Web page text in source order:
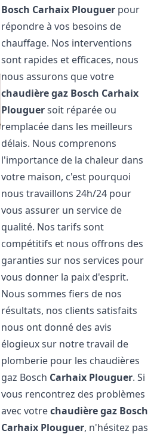
Bosch Carhaix Plouguer pour
répondre à vos besoins de
chauffage. Nos interventions
sont rapides et efficaces, nous
nous assurons que votre
chaudière gaz Bosch Carhaix
Plouguersoit réparée ou
remplacée dans les meilleurs
délais. Nous comprenons
l'importance de la chaleur dans
votre maison, c'est pourquoi
nous travaillons 24h/24 pour
vous assurer un service de
qualité. Nos tarifs sont
compétitifs et nous offrons des
garanties sur nos services pour
vous donner la paix d'esprit.
Nous sommes fiers de nos
résultats, nos clients satisfaits
nous ont donné des avis
élogieux sur notre travail de
plomberie pour les chaudières
gaz Bosch Carhaix Plouguer. Si
vous rencontrez des problèmes
avec votrechaudière gaz Bosch
Carhaix Plouguer, n'hésitez pas